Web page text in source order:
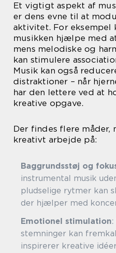
Et vigtigt aspekt af
er dens evne til at
aktivitet. For eksempel
musikken hjælpe med
mens melodiske og
kan stimulere
Musik kan også
distraktioner – når
har den lettere ved at
kreative opgave.
Der findes flere måder,
kreativt arbejde på:
Baggrundsstøj og
instrumental musik
pludselige rytmer kan
der hjælper med
Emotionel stimulation:
stemninger kan
inspirerer kreative